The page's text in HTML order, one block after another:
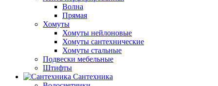
Волна
Прямая
Хомуты
Хомуты нейлоновые
Хомуты сантехнические
Хомуты стальные
Подвески мебельные
Штифты
Сантехника